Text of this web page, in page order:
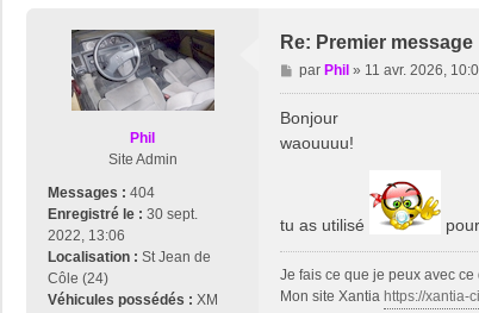
Phil
Site Admin
Messages : 404
Enregistré le : 30 sept.
2022, 13:06
Localisation : St Jean de
Côle (24)
Véhicules possédés : XM
Re: Premier message
M
e
s
par Phil » 11 avr. 2026,
Bonjour
waouuuu!
tu as utilisé
Je fais ce que je peux avec ce
Mon site Xantia https://xantia-